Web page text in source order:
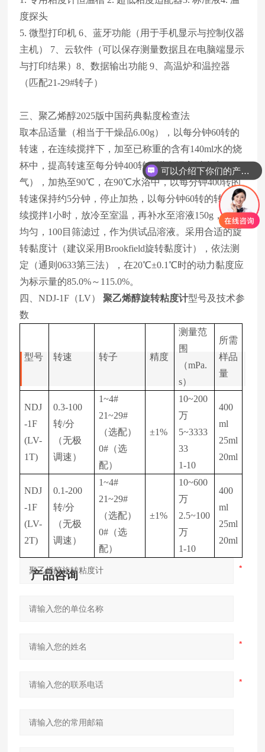
度探头
5. 微型打印机 6、蓝牙功能（用于手机显示与控制仪器
主机） 7、云软件（可以保存测量数据且在电脑端显示
与打印结果）8、数据输出功能 9、高温炉和温控器
（匹配21-29#转子）
三、聚乙烯醇2025版中国药典黏度检查法
取本品适量（相当于干燥品6.00g），以每分钟60转的
转速，在连续搅拌下，加至已称重的含有140ml水的烧
杯中，提高转速至每分钟400转（避免混入过多空
气），加热至90℃，在90℃水浴中，以每分钟400转的
转速保持约5分钟，停止加热，以每分钟60转的转速连
续搅拌1小时，放冷至室温，再补水至溶液150g，搅拌
均匀，100目筛滤过，作为供试品溶液。采用合适的旋
转黏度计（建议采用Brookfield旋转黏度计），依法测
定（通则0633第三法），在20℃±0.1℃时的动力黏度应
为标示量的85.0%～115.0%。
四、NDJ-1F（LV）聚乙烯醇旋转粘度计型号及技术参
数
型号 转速 转子 精度
测量范
围
（mPa.
s）
所需
样品
量
NDJ
-1F
(LV-
1T)
0.3-100
转/分
（无极
调速）
1~4#
21~29#
（选配）
0#（选
配）
±1%
10~200
万
5~3333
33
1-10
400
ml
25ml
20ml
NDJ
-1F
(LV-
2T)
0.1-200
转/分
（无极
调速）
1~4#
21~29#
（选配）
0#（选
配）
±1%
10~600
万
2.5~100
万
1-10
400
ml
25ml
20ml
产品咨询
可以介绍下你们的产品么
你们是怎么收费的呢